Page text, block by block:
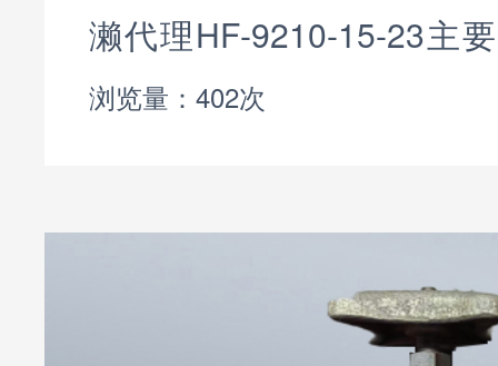
濑代理HF-9210-15-23主
流动，确保其在特定条件
浏览量：402次